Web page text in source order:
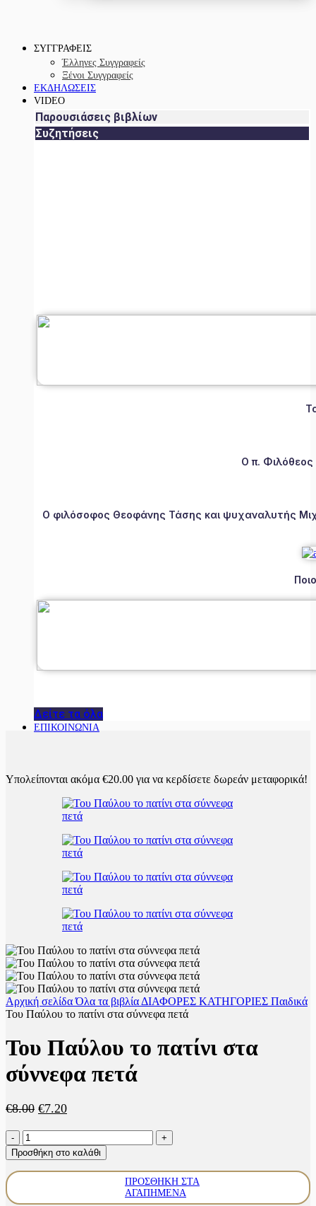
ΣΥΓΓΡΑΦΕΙΣ
Έλληνες Συγγραφείς
Ξένοι Συγγραφείς
ΕΚΔΗΛΩΣΕΙΣ
VIDEO
Παρουσιάσεις βιβλίων
Συζητήσεις
Ο π.
Ο φιλόσοφος Θεοφάνης Τάσης και ψυχαναλυτής
Δείτε τα όλα
ΕΠΙΚΟΙΝΩΝΙΑ
Υπολείπονται ακόμα €20.00 για να κερδίσετε δωρεάν μεταφορικά!
Αρχική σελίδαΌλα τα βιβλία ΔΙΑΦΟΡΕΣ ΚΑΤΗΓΟΡΙΕΣ Παιδικά
Του Παύλου το πατίνι στα σύννεφα πετά
Του Παύλου το πατίνι στα
σύννεφα πετά
€8.00 Original
€8.00.
€7.20Η
είναι:
€7.20.
Του
Παύλου
το
πατίνι
Προσθήκη στο καλάθι
ΠΡΟΣΘΉΚΗ ΣΤΑ
ΑΓΑΠΗΜΈΝΑ